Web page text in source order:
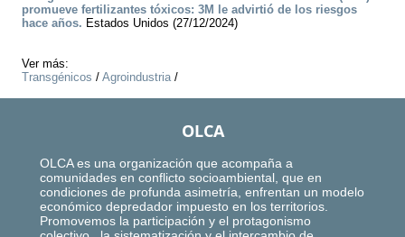
promueve fertilizantes tóxicos: 3M le advirtió de los riesgos
hace años. Estados Unidos (27/12/2024)
Ver más:
Transgénicos / Agroindustria/
OLCA
OLCA es una organización que acompaña a
comunidades en conflicto socioambiental, que en
condiciones de profunda asimetría, enfrentan un modelo
económico depredador impuesto en los territorios.
Promovemos la participación y el protagonismo